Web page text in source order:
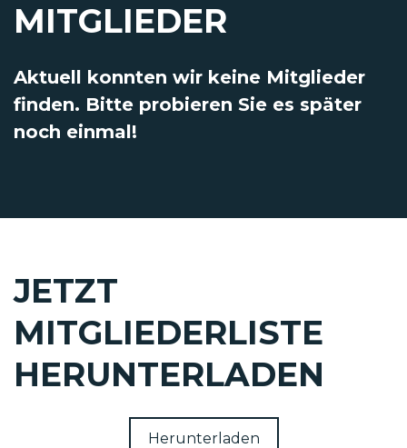
MITGLIEDER
Aktuell konnten wir keine Mitglieder
finden. Bitte probieren Sie es später
noch einmal!
JETZT
MITGLIEDERLISTE
HERUNTERLADEN
Herunterladen